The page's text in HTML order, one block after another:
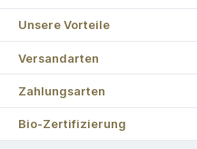
Unsere Vorteile
Versandarten
Zahlungsarten
Bio-Zertifizierung